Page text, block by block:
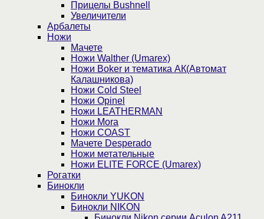
Прицелы Bushnell
Увеличители
Арбалеты
Ножи
Мачете
Ножи Walther (Umarex)
Ножи Boker и тематика АК(Автомат
Калашникова)
Ножи Cold Steel
Ножи Opinel
Ножи LEATHERMAN
Ножи Mora
Ножи COAST
Мачете Desperado
Ножи метательные
Ножи ELITE FORCE (Umarex)
Рогатки
Бинокли
Бинокли YUKON
Бинокли NIKON